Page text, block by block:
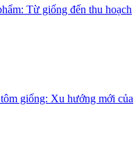
Từ giống đến thu hoạch
giống: Xu hướng mới của